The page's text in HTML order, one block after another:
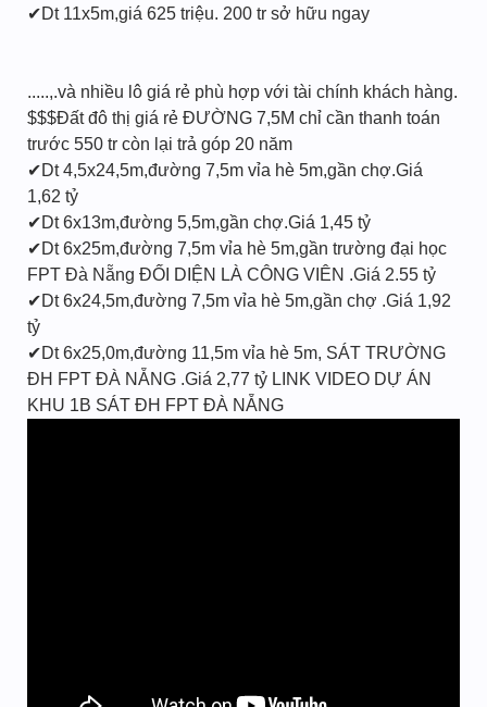
✔Dt 11x5m,giá 625 triệu. 200 tr sở hữu ngay
.....,.và nhiều lô giá rẻ phù hợp với tài chính khách hàng.
$$$Đất đô thị giá rẻ ĐƯỜNG 7,5M chỉ cần thanh toán
trước 550 tr còn lại trả góp 20 năm
✔Dt 4,5x24,5m,đường 7,5m vỉa hè 5m,gần chợ.Giá
1,62 tỷ
✔Dt 6x13m,đường 5,5m,gần chợ.Giá 1,45 tỷ
✔Dt 6x25m,đường 7,5m vỉa hè 5m,gần trường đại học
FPT Đà Nẵng ĐỐI DIỆN LÀ CÔNG VIÊN .Giá 2.55 tỷ
✔Dt 6x24,5m,đường 7,5m vỉa hè 5m,gần chợ .Giá 1,92
tỷ
✔Dt 6x25,0m,đường 11,5m vỉa hè 5m, SÁT TRƯỜNG
ĐH FPT ĐÀ NẴNG .Giá 2,77 tỷ LINK VIDEO DỰ ÁN
KHU 1B SÁT ĐH FPT ĐÀ NẴNG